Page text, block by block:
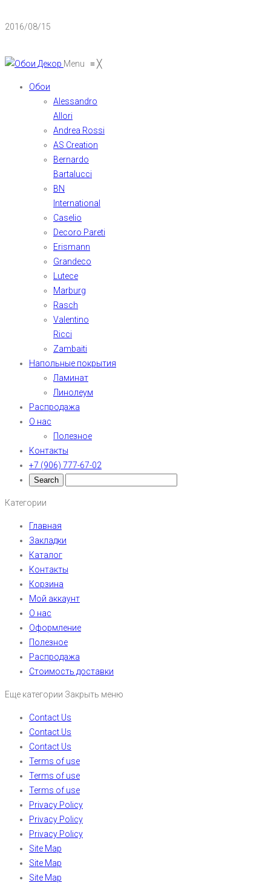
2016/08/15
Menu ≡╳
Обои
Alessandro
Allori
Andrea Rossi
AS Creation
Bernardo
Bartalucci
BN
International
Caselio
Decoro Pareti
Erismann
Grandeco
Lutece
Marburg
Rasch
Valentino
Ricci
Zambaiti
Напольные покрытия
Ламинат
Линолеум
Распродажа
О нас
Полезное
Контакты
+7 (906) 777-67-02
Категории
Главная
Закладки
Каталог
Контакты
Корзина
Мой аккаунт
О нас
Оформление
Полезное
Распродажа
Стоимость доставки
Еще категории Закрыть меню
Contact Us
Contact Us
Contact Us
Terms of use
Terms of use
Terms of use
Privacy Policy
Privacy Policy
Privacy Policy
Site Map
Site Map
Site Map